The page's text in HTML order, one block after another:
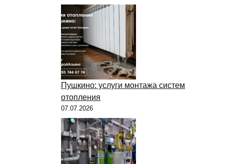
Пушкино: услуги монтажа систем
отопления
07.07.2026